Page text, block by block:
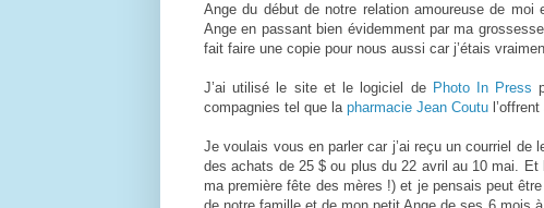
Ange du début de notre relation amoureuse de moi
Ange en passant bien évidemment par ma
fait faire une copie pour nous aussi car j’étais
J’ai utilisé le site et le logiciel de Photo In Press
compagnies tel que la pharmacie Jean Coutu
Je voulais vous en parler car j’ai reçu un courriel de
des achats de 25 $ ou plus du 22 avril au 10 mai.
ma première fête des mères !) et je pensais peut